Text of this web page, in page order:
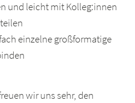
und leicht mit Kolleg:innen
einzelne großformatige
wir uns sehr, den